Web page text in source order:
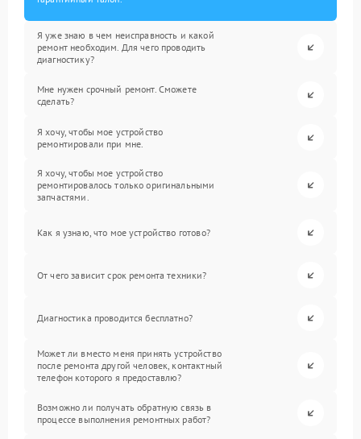
Я уже знаю в чем неисправность и какой
ремонт необходим. Для чего проводить
диагностику?
Мне нужен срочный ремонт. Сможете
сделать?
Я хочу, чтобы мое устройство
ремонтировали при мне.
Я хочу, чтобы мое устройство
ремонтировалось только оригинальными
запчастями.
Как я узнаю, что мое устройство готово?
От чего зависит срок ремонта техники?
Диагностика проводится бесплатно?
Может ли вместо меня принять устройство
после ремонта другой человек, контактный
телефон которого я предоставлю?
Возможно ли получать обратную связь в
процессе выполнения ремонтных работ?